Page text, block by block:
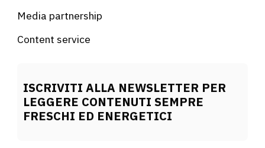
Media partnership
Content service
ISCRIVITI ALLA NEWSLETTER PER
LEGGERE CONTENUTI SEMPRE
FRESCHI ED ENERGETICI